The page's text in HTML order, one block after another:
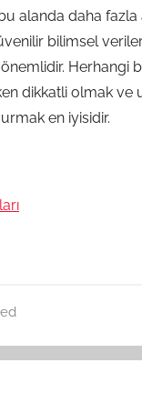
alanda daha fazla
bilimsel
Herhangi
dikkatli olmak ve
en iyisidir.